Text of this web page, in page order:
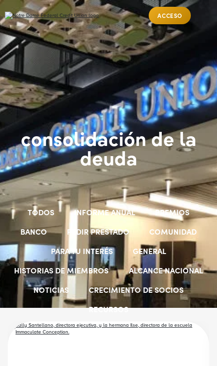
ACCESO
consolidación de la
deuda
TODOS INFORME ANUAL
PREMIOS
BANCO
PEDIR PRESTADO
COMUNIDAD
PARA TU INTERÉS
GENERAL
HISTORIAS DE MIEMBROS
ALCANCE NACIONAL
NOTICIAS
CRECIMIENTO DE SOCIOS
RECURSOS
SELECCIONAR GRUPOS DE EMPLEADORES